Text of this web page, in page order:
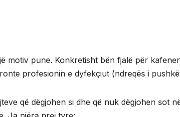
motiv pune. Konkretisht bën fjalë për
profesionin e dyfekçiut (ndreqës i
që dëgjohen si dhe që nuk dëgjohen sot